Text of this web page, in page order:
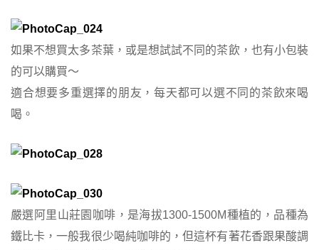
如果不想買太多茶葉，或是想試試不同的茶飲，也有小包裝
的可以購買～
適合想要多重選擇的朋友，每天都可以選不同的茶飲來喝
喝。
嚴選阿里山莊園咖啡，是海拔1300-1500M種植的，品種為
鐵比卡，一般我很少喝純咖啡的，但這杯有著花香跟果酸調